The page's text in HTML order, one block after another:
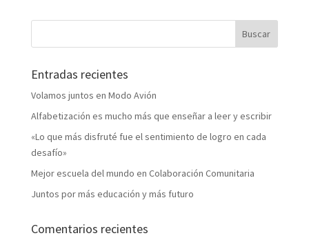
Entradas recientes
Volamos juntos en Modo Avión
Alfabetización es mucho más que enseñar a leer y escribir
«Lo que más disfruté fue el sentimiento de logro en cada
desafío»
Mejor escuela del mundo en Colaboración Comunitaria
Juntos por más educación y más futuro
Comentarios recientes